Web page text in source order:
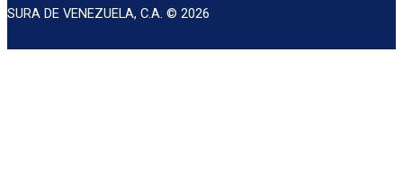
SURA DE VENEZUELA, C.A. © 2026